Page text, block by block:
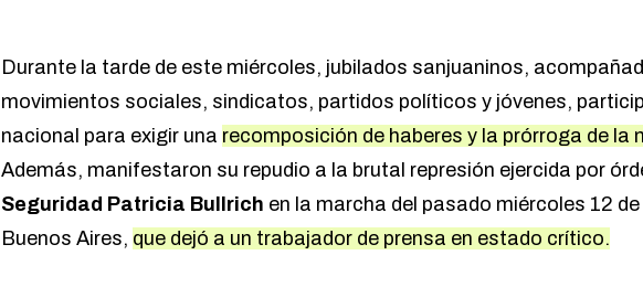
Durante la tarde de este miércoles, jubilados sanjuaninos,
movimientos sociales, sindicatos, partidos políticos y jóvenes,
nacional para exigir una recomposición de haberes y la prórroga de la
Además, manifestaron su repudio a la brutal represión ejercida por
Seguridad Patricia Bullrich en la marcha del pasado miércoles 12
Buenos Aires, que dejó a un trabajador de prensa en estado crítico.